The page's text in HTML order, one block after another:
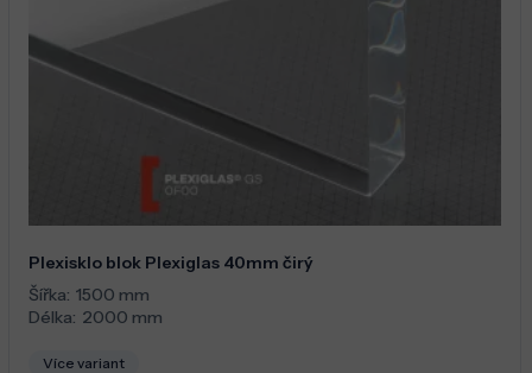
Plexisklo blok Plexiglas 40mm čirý
Šířka: 1500 mm
Délka: 2000 mm
Více variant